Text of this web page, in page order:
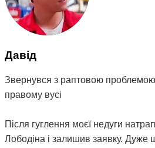
Давід
Звернувся з раптовою
правому вусі
Після гуглення моєї недуги
Лободіна і залишив заявку. Дуже